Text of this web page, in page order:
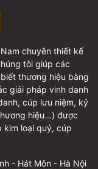
chuyên thiết kế
tôi giúp các
thương hiệu bằng
giải pháp vinh danh
cúp lưu niệm, kỷ
hiệu...) được
kim loại quý, cúp
- Hát Môn - Hà Nội